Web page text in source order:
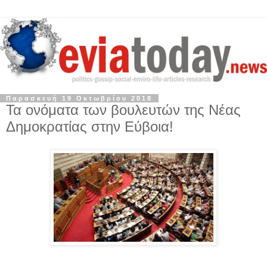
Παρασκευή 19 Οκτωβρίου 2018
Τα ονόματα των βουλευτών της Νέας
Δημοκρατίας στην Εύβοια!